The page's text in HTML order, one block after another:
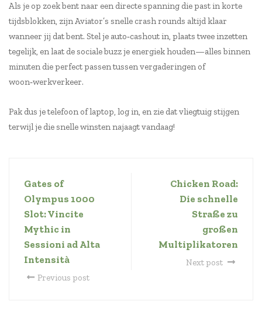
Als je op zoek bent naar een directe spanning die past in korte
tijdsblokken, zijn Aviator’s snelle crash rounds altijd klaar
wanneer jij dat bent. Stel je auto‑cashout in, plaats twee inzetten
tegelijk, en laat de sociale buzz je energiek houden—alles binnen
minuten die perfect passen tussen vergaderingen of
woon‑werkverkeer.
Pak dus je telefoon of laptop, log in, en zie dat vliegtuig stijgen
terwijl je die snelle winsten najaagt vandaag!
Gates of
Olympus 1000
Slot: Vincite
Mythic in
Sessioni ad Alta
Intensità
Previous post
Chicken Road:
Die schnelle
Straße zu
großen
Multiplikatoren
Next post